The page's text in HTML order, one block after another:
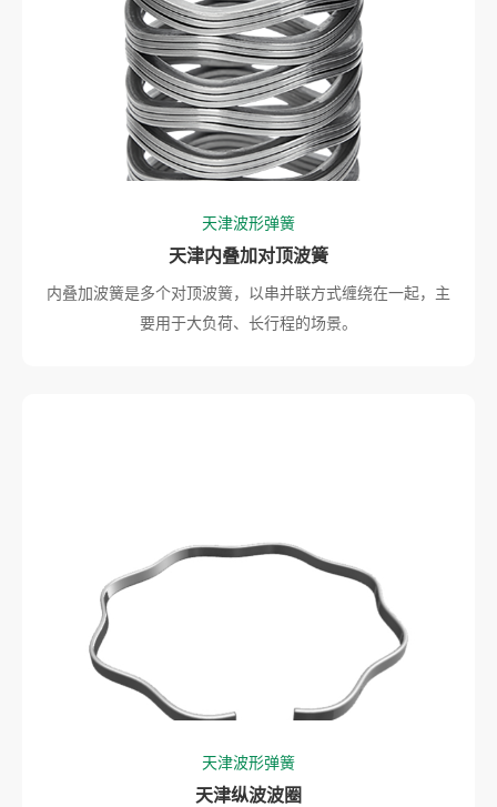
天津波形弹簧
天津内叠加对顶波簧
内叠加波簧是多个对顶波簧，以串并联方式缠绕在一起，主
要用于大负荷、长行程的场景。
天津波形弹簧
天津纵波波圈